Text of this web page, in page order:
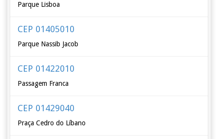
Parque Lisboa
CEP 01405010
Parque Nassib Jacob
CEP 01422010
Passagem Franca
CEP 01429040
Praça Cedro do Líbano